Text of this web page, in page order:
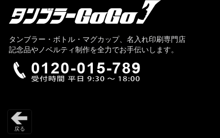
タンブラー・ボトル・マグカップ、名入れ印刷専門店
記念品やノベルティ制作を全力でお手伝いします。